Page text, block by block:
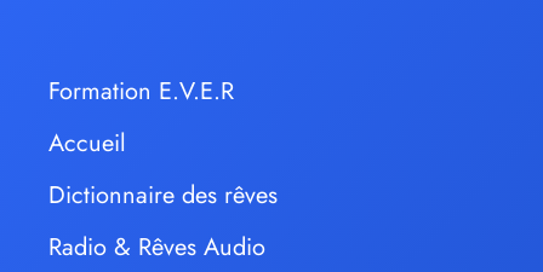
Formation E.V.E.R
Accueil
Dictionnaire des rêves
Radio & Rêves Audio